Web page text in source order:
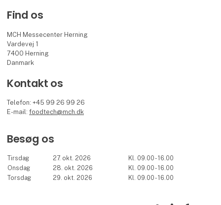
Find os
MCH Messecenter Herning
Vardevej 1
7400 Herning
Danmark
Kontakt os
Telefon: +45 99 26 99 26
E-mail:foodtech@mch.dk
Besøg os
Tirsdag 27. okt. 2026
Kl. 09.00 - 16.00
Onsdag
28. okt. 2026
Kl. 09.00 - 16.00
Torsdag
29. okt. 2026 Kl. 09.00 - 16.00